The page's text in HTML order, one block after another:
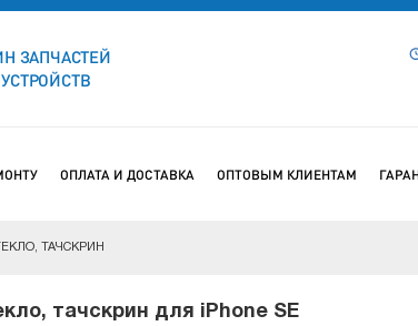
ЗАПЧАСТЕЙ
ОПЛАТА И ДОСТАВКА ОПТОВЫМ КЛИЕНТАМ
ТАЧСКРИН
тачскрин для iPhone SE